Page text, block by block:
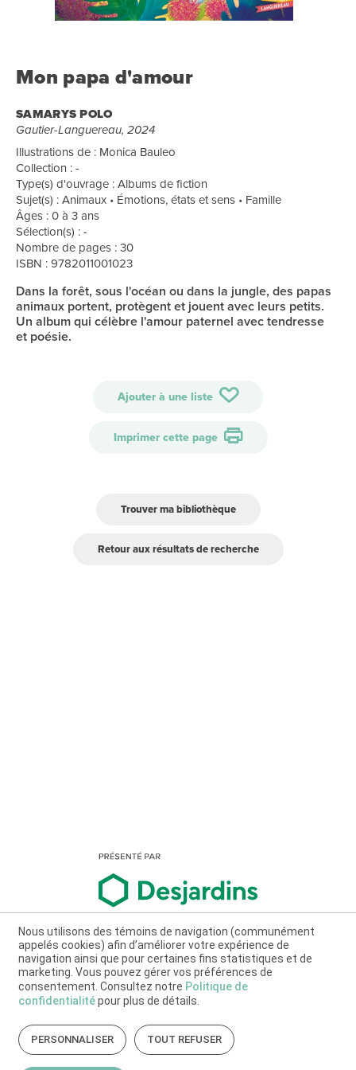
Mon papa d'amour
SAMARYS POLO
Gautier-Languereau, 2024
Illustrations de : Monica Bauleo
Collection : -
Type(s) d'ouvrage : Albums de fiction
Sujet(s) : Animaux • Émotions, états et sens • Famille
Âges : 0 à 3 ans
Sélection(s) : -
Nombre de pages : 30
ISBN : 9782011001023
Dans la forêt, sous l'océan ou dans la jungle, des papas
animaux portent, protègent et jouent avec leurs petits.
Un album qui célèbre l'amour paternel avec tendresse
et poésie.
Ajouter à une liste
Imprimer cette page
Trouver ma bibliothèque
Retour aux résultats de recherche
Nous utilisons des témoins de navigation (communément
appelés cookies) afin d’améliorer votre expérience de
navigation ainsi que pour certaines fins statistiques et de
marketing. Vous pouvez gérer vos préférences de
consentement. Consultez notre Politique de
confidentialitépour plus de détails.
PERSONNALISER TOUT REFUSER